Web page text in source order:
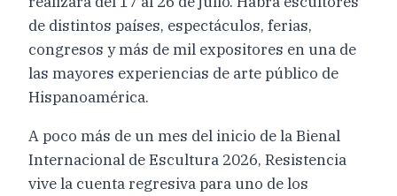
de distintos países, espectáculos, ferias,
congresos y más de mil expositores en una de
las mayores experiencias de arte público de
Hispanoamérica.
A poco más de un mes del inicio de la Bienal
Internacional de Escultura 2026, Resistencia
vive la cuenta regresiva para uno de los